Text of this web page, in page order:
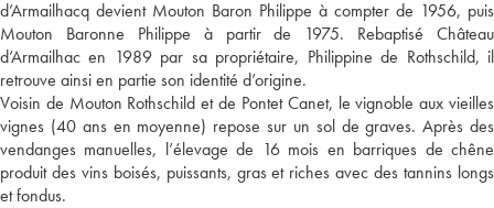
d’Armailhacq devient Mouton Baron Philippe à compter de 1956, puis
Mouton Baronne Philippe à partir de 1975. Rebaptisé Château
d’Armailhac en 1989 par sa propriétaire, Philippine de Rothschild, il
retrouve ainsi en partie son identité d’origine.
Voisin de Mouton Rothschild et de Pontet Canet, le vignoble aux vieilles
vignes (40 ans en moyenne) repose sur un sol de graves. Après des
vendanges manuelles, l’élevage de 16 mois en barriques de chêne
produit des vins boisés, puissants, gras et riches avec des tannins longs
et fondus.